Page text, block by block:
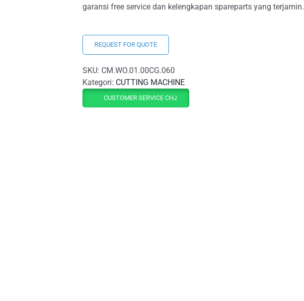
garansi free service dan kelengkapan spareparts yang terjamin.
REQUEST FOR QUOTE
SKU: CM.WO.01.00CG.060
Kategori: CUTTING MACHINE
CUSTOMER SERVICE CHJ